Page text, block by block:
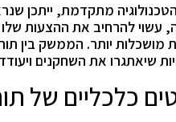
מתקדמת, ייתכן
עשוי להרחיב את ההצעות
מושכלות יותר. הממשק בין
שיאתגרו את השחקנים
כלכליים של